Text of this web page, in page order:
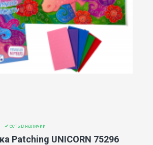
✔ есть в наличии
Patching UNICORN 75296